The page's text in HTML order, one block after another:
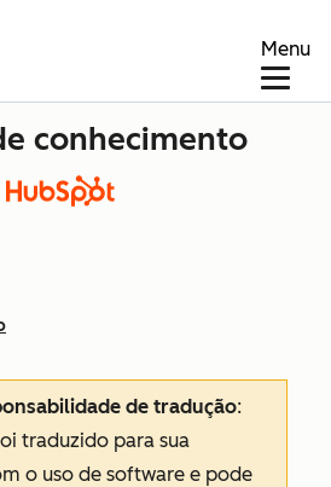
Menu
conhecimento
de tradução:
traduzido para sua
o uso de software e pode